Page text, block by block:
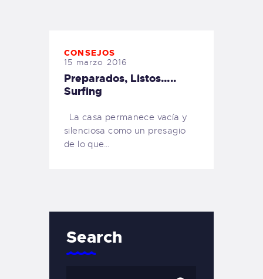
CONSEJOS
15 marzo 2016
Preparados, Listos…..
Surfing
La casa permanece vacía y
silenciosa como un presagio
de lo que…
Search